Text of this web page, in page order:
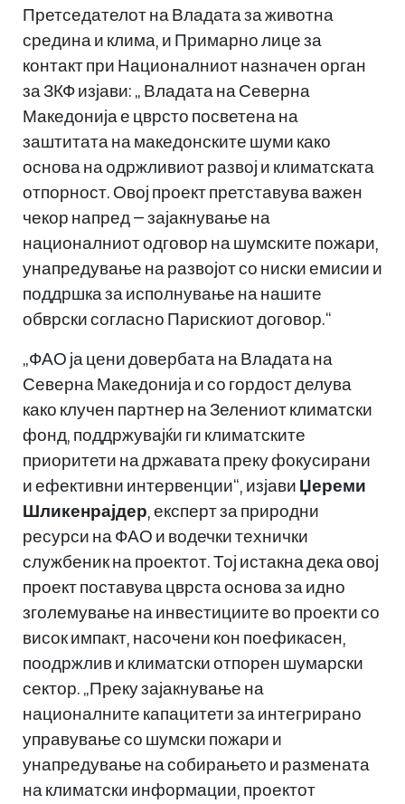
Претседателот на Владата за животна
средина и клима, и Примарно лице за
контакт при Националниот назначен орган
за ЗКФ изјави: „ Владата на Северна
Македонија е цврсто посветена на
заштитата на македонските шуми како
основа на одржливиот развој и климатската
отпорност. Овој проект претставува важен
чекор напред — зајакнување на
националниот одговор на шумските пожари,
унапредување на развојот со ниски емисии и
поддршка за исполнување на нашите
обврски согласно Парискиот договор.“
„ФАО ја цени довербата на Владата на
Северна Македонија и со гордост делува
како клучен партнер на Зелениот климатски
фонд, поддржувајќи ги климатските
приоритети на државата преку фокусирани
и ефективни интервенции“, изјави Џереми
Шликенрајдер , експерт за природни
ресурси на ФАО и водечки технички
службеник на проектот. Тој истакна дека овој
проект поставува цврста основа за идно
зголемување на инвестициите во проекти со
висок импакт, насочени кон поефикасен,
поодржлив и климатски отпорен шумарски
сектор. „Преку зајакнување на
националните капацитети за интегрирано
управување со шумски пожари и
унапредување на собирањето и размената
на климатски информации, проектот